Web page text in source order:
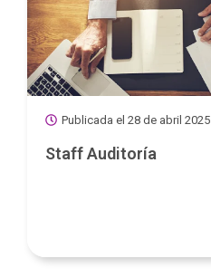
Publicada el 28 de abril 2025
Staff Auditoría